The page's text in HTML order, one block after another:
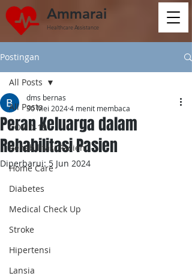
Ammarai
Healthcare Assistance
Postingan
All Posts
COVID-19
Rehabilitasi Pasien
Home Care
Diabetes
Medical Check Up
Stroke
Hipertensi
Lansia
All Posts
Peran Keluarga dalam
Rehabilitasi Pasien
dms bernas
30 Mei 20244 menit membaca
Diperbarui: 5 Jun 2024